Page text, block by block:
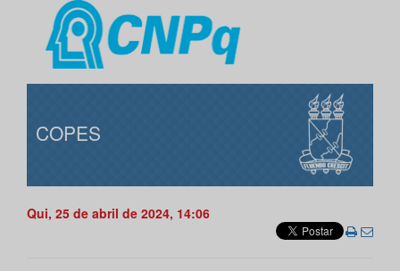
COPES
Qui, 25 de abril de 2024, 14:06